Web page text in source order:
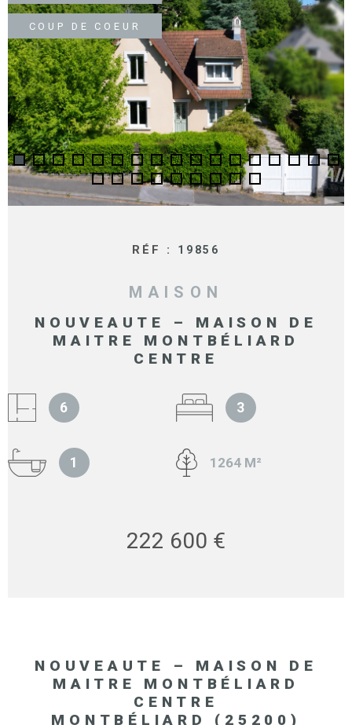
NOS
VENDUS
NOS
COUP DE COEUR
RÉF : 19856
MAISON
NOUVEAUTE – MAISON DE
MAITRE MONTBÉLIARD
CENTRE
6 3
1 1264 M²
222 600 €
NOUVEAUTE – MAISON DE
MAITRE MONTBÉLIARD
CENTRE
MONTBÉLIARD (25200)
Pièces
PIÈCES
RÉFÉRENCE
PLUS DE CRITÈRES
RECHERCHER